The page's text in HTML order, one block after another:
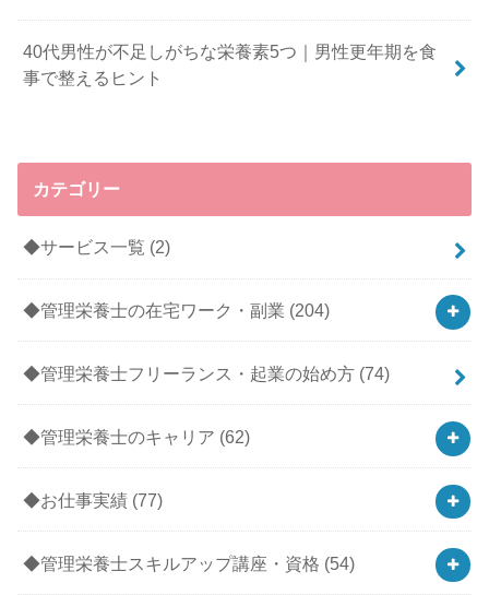
40代男性が不足しがちな栄養素5つ｜男性更年期を食
事で整えるヒント
カテゴリー
◆サービス一覧 (2)
◆管理栄養士の在宅ワーク・副業 (204)
◆管理栄養士フリーランス・起業の始め方 (74)
◆管理栄養士のキャリア (62)
◆お仕事実績 (77)
◆管理栄養士スキルアップ講座・資格 (54)